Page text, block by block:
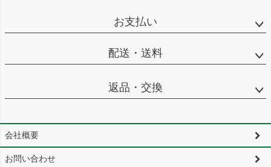
お支払い
配送・送料
返品・交換
会社概要
お問い合わせ